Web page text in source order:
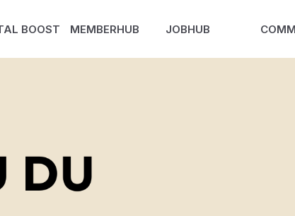
BOOST MEMBERHUB JOBHUB